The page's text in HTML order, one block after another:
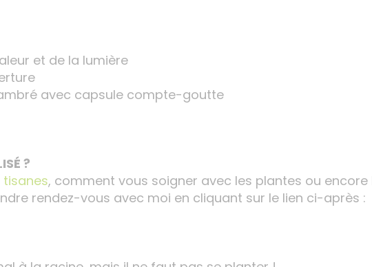
et de la lumière
avec capsule compte-goutte
?
tisanes, comment vous soigner avec les plantes ou encore
rendez-vous avec moi en cliquant sur le lien ci-après :